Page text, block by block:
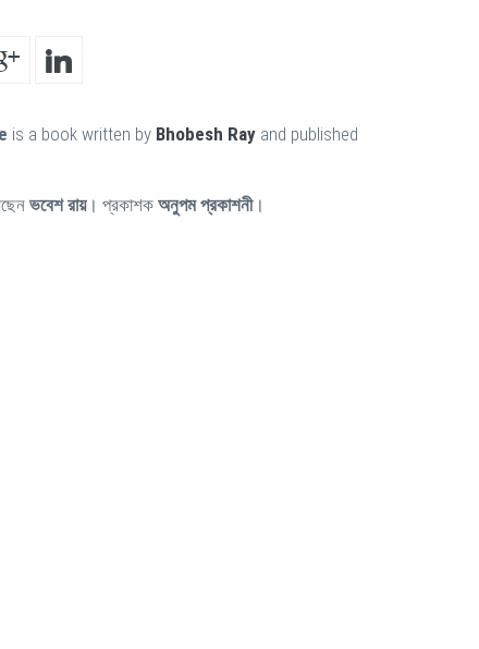
is a book written by Bhobesh Ray and published
ভবেশ রায়। প্রকাশক অনুপম প্রকাশনী।